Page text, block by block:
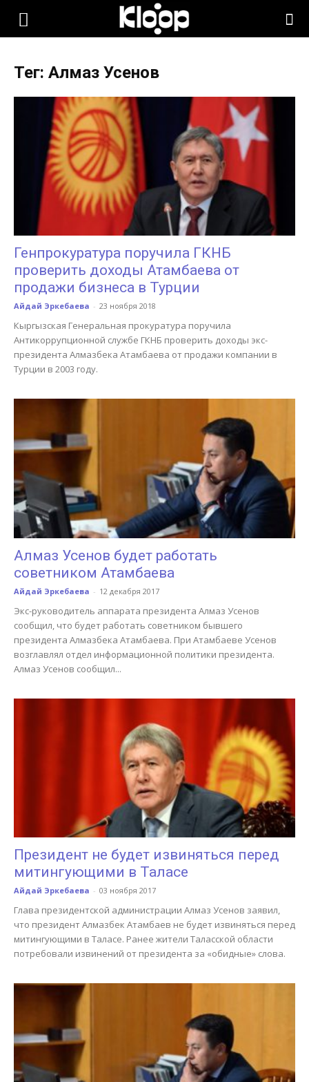
KLOOP.KG
Новости
Кыргызстана
Тег: Алмаз Усенов
Генпрокуратура поручила ГКНБ
проверить доходы Атамбаева от
продажи бизнеса в Турции
Айдай Эркебаева - 23 ноября 2018
Кыргызская Генеральная прокуратура поручила
Антикоррупционной службе ГКНБ проверить доходы экс-
президента Алмазбека Атамбаева от продажи компании в
Турции в 2003 году.
Алмаз Усенов будет работать
советником Атамбаева
Айдай Эркебаева - 12 декабря 2017
Экс-руководитель аппарата президента Алмаз Усенов
сообщил, что будет работать советником бывшего
президента Алмазбека Атамбаева. При Атамбаеве Усенов
возглавлял отдел информационной политики президента.
Алмаз Усенов сообщил...
Президент не будет извиняться перед
митингующими в Таласе
Айдай Эркебаева - 03 ноября 2017
Глава президентской администрации Алмаз Усенов заявил,
что президент Алмазбек Атамбаев не будет извиняться перед
митингующими в Таласе. Ранее жители Таласской области
потребовали извинений от президента за «обидные» слова.